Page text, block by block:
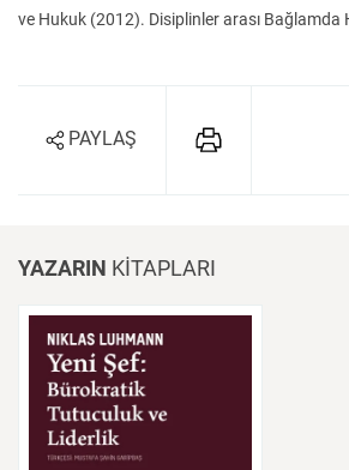
ve Hukuk (2012). Disiplinler arası Bağlamda
PAYLAŞ
YAZARIN KİTAPLARI